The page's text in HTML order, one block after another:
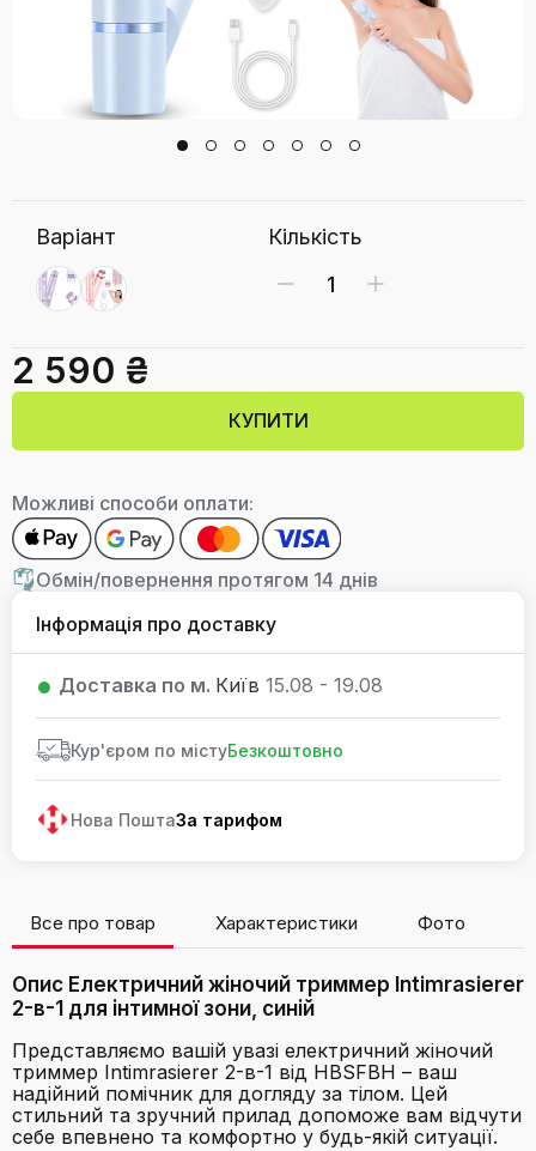
Варіант Кількість
2 590 ₴
КУПИТИ
Можливі способи оплати:
Обмін/повернення протягом 14 днів
Інформація про доставку
Доставка по м. Київ 15.08 - 19.08
Кур'єром по містуБезкоштовно
Нова ПоштаЗа тарифом
Все про товар Характеристики Фото
Опис Електричний жіночий триммер Intimrasierer
2-в-1 для інтимної зони, синій
Представляємо вашій увазі електричний жіночий
триммер Intimrasierer 2-в-1 від HBSFBH – ваш
надійний помічник для догляду за тілом. Цей
стильний та зручний прилад допоможе вам відчути
себе впевнено та комфортно у будь-якій ситуації.